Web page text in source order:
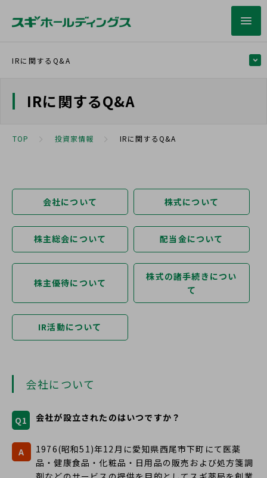
IRに関するQ&A
TOP 投資家情報 IRに関するQ&A
会社について 株式について
株主総会について 配当金について
株主優待について
株式の諸手続きについ
て
IR活動について
会社について
Q1 会社が設立されたのはいつですか？
A
1976(昭和51)年12月に愛知県西尾市下町にて医薬
品・健康食品・化粧品・日用品の販売および処方箋調
IRに関するQ&A